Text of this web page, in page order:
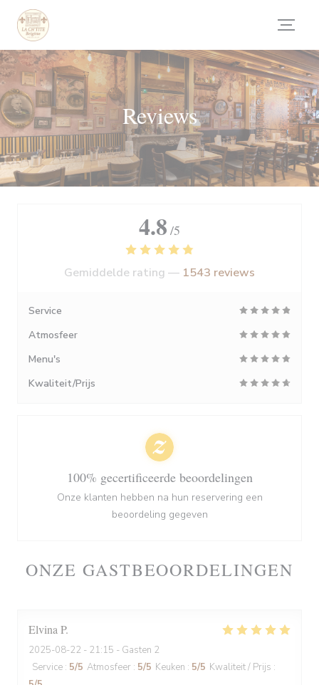
Cookies beheer paneel
Reviews
ONZE GASTBEOORDELINGEN
Elvina P
2025-08-22 - 21:15 - Gasten 2
Service : 5/5 Atmosfeer : 5/5 Keuken : 5/5 Kwaliteit / Prijs :
4.8 /5
Gemiddelde rating — 1543 reviews
Service
Atmosfeer
Menu's
Kwaliteit/Prijs
100% gecertificeerde beoordelingen
Onze klanten hebben na hun reservering een
beoordeling gegeven